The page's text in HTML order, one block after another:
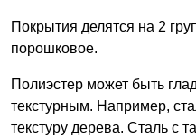
Покрытия делятся на 2
порошковое.
Полиэстер может быть
текстурным. Например,
текстуру дерева. Сталь с